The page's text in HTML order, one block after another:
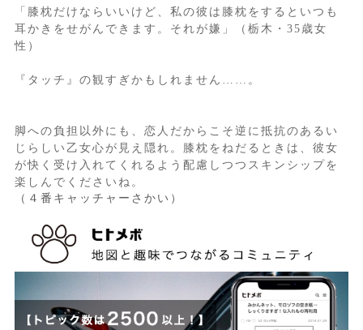
「膝枕だけならいいけど、私の彼は膝枕をするといつも
耳かきをせがんできます。それが嫌」（栃木・35歳女
性）
『タッチ』の観すぎかもしれません……。
脚への負担以外にも、恋人だからこそ逆に抵抗のあるい
じらしい乙女心が見え隠れ。膝枕をねだるときは、彼女
が快く受け入れてくれるよう配慮しつつスキンシップを
楽しんでくださいね。
（４番キャッチャーさかい）